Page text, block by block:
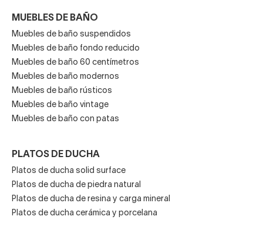
MUEBLES DE BAÑO
Muebles de baño suspendidos
Muebles de baño fondo reducido
Muebles de baño 60 centímetros
Muebles de baño modernos
Muebles de baño rústicos
Muebles de baño vintage
Muebles de baño con patas
PLATOS DE DUCHA
Platos de ducha solid surface
Platos de ducha de piedra natural
Platos de ducha de resina y carga mineral
Platos de ducha cerámica y porcelana